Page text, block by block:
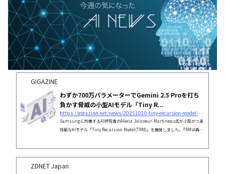
GIGAZINE
わずか700万パラメーターでGemini 2.5 Proを打ち
負かす脅威の小型AIモデル「Tiny R...
https://gigazine.net/news/20251010-tiny-recursion-model-trm/
Samsungに所属するAI研究者のAlexia Jolicoeur-Martineau氏が小型かつ高
性能なAIモデル「Tiny Recursion Model(TRM)」を開発しました。TRMは再帰
ZDNET Japan